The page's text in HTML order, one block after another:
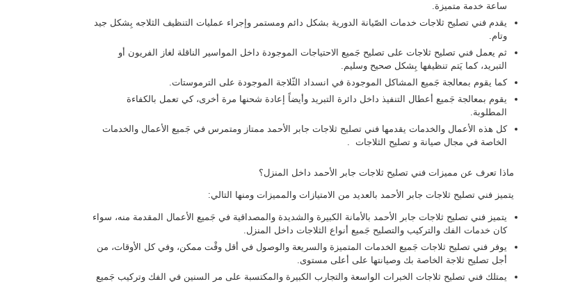
ساعة خدمة متميزة.
يقدم فني تصليح ثلاجات خدمات الصّيانة الدورية بشكل دائم ومستمر وإجراء عمليات التنظيف الثلاجه بِشكل جيد
وتام.
ثم يعمل فني تصليح ثلاجات على تصليح جَميع الاحتياجات الموجودة داخل المواسير الناقلة لغاز الفريون أو
التبريد، كما يَتم تنظيفها بِشكل صحيح وسليم.
كما يقوم بمعالجة جَميع المشاكل الموجودة في انسداد الثّلاجة الموجودة على الترموستات.
يقوم بمعالجة جَميع أعطال التنفيذ داخل دائرة التبريد وأيضاً إعادة شحنها مرة أخرى، كي تعمل بالكفاءة
المطلوبة.
كل هذه الأعمال والخدمات يقدمها فني تصليح ثلاجات جابر الأحمد ممتاز ومتمرس في جَميع الأعمال والخدمات
الخاصة في مجال صيانة و تصليح الثلاجات .
ماذا تعرف عن مميزات فني تصليح ثلاجات جابر الأحمد داخل المنزل؟
يتميز فني تصليح ثلاجات جابر الأحمد بالعديد من الامتيازات والمميزات ومنها التالي:
يتميز فني تصليح ثلاجات جابر الأحمد بالأمانة الكبيرة والشديدة والمصداقية في جَميع الأعمال المقدمة منه، سواء
كان خدمات الفك والتركيب والتصليح جَميع أنواع الثلاجات داخل المنزل.
يوفر فني تصليح ثلاجات جَميع الخدمات المتميزة والسريعة والوصول في أقل وقْت ممكن، وفي كل الأوقات، من
أجل تصليح ثلاجة الخاصة بك وصيانتها على أعلى مستوى.
يمتلك فني تصليح ثلاجات الخبرات الواسعة والتجارب الكبيرة والمكتسبة على مر السنين في الفك وتركيب جَميع